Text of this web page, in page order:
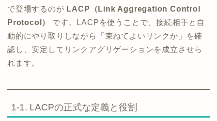
で登場するのが LACP（Link Aggregation Control
Protocol）
です。LACPを使うことで、接続相手と自
動的にやり取りしながら「束ねてよいリンクか」を確
認し、安定してリンクアグリゲーションを成立させら
れます。
1-1. LACPの正式な定義と役割